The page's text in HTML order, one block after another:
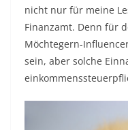
nicht nur für meine
Finanzamt. Denn für
Möchtegern-
sein, aber solche